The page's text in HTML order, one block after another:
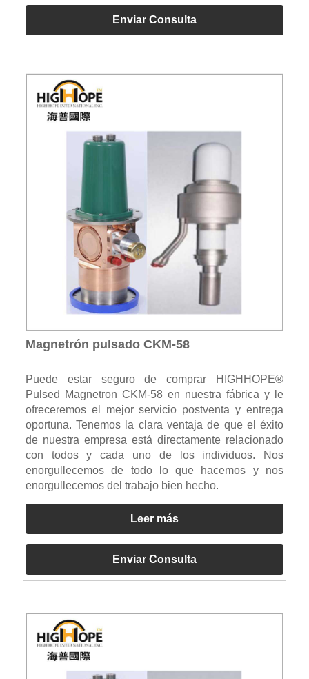
Enviar Consulta
Magnetrón pulsado CKM-58
Puede estar seguro de comprar HIGHHOPE®
Pulsed Magnetron CKM-58 en nuestra fábrica y le
ofreceremos el mejor servicio postventa y entrega
oportuna. Tenemos la clara ventaja de que el éxito
de nuestra empresa está directamente relacionado
con todos y cada uno de los individuos. Nos
enorgullecemos de todo lo que hacemos y nos
enorgullecemos del trabajo bien hecho.
Leer más
Enviar Consulta